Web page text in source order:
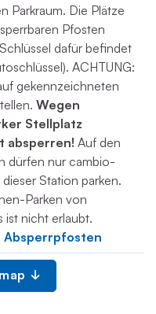
Parkraum. Die Plätze
Pfosten
dafür befindet
ACHTUNG:
gekennzeichneten
Wegen
Stellplatz
absperren! Auf den
dürfen nur cambio-
Station parken.
Parken von
ist nicht erlaubt.
Absperrpfosten